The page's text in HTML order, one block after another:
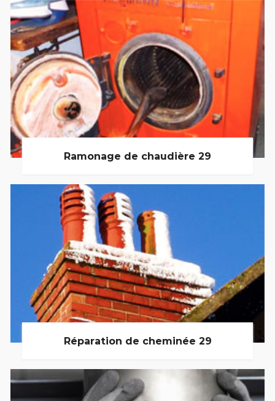
Ramonage de chaudière 29
Réparation de cheminée 29